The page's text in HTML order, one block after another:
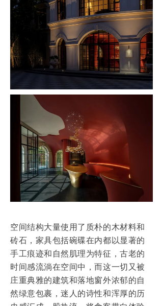
空间结构大量使用了质朴的木材料和
砖石，家具包括碗碟在内都以显著的
手工痕迹和自然肌理为特征，古老的
时间感流淌在空间中，而这一切又被
庄重典雅的建筑和落地窗外浓郁的自
然绿意包裹，迷人的诗性和浑厚的历